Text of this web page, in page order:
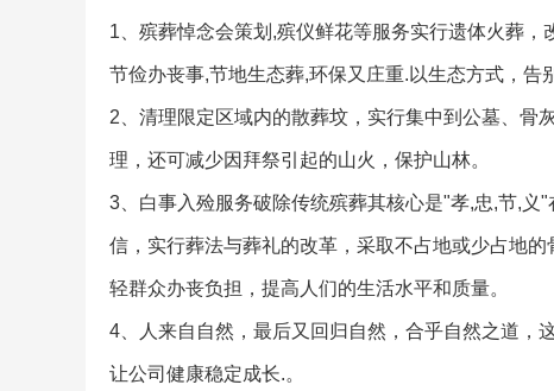
1、殡葬悼念会策划,殡仪鲜花等服务实行遗体火葬
节俭办丧事,节地生态葬,环保又庄重.以生态方式，告
2、清理限定区域内的散葬坟，实行集中到公墓、骨
理，还可减少因拜祭引起的山火，保护山林。
3、白事入殓服务破除传统殡葬其核心是"孝,忠,节,
信，实行葬法与葬礼的改革，采取不占地或少占地
轻群众办丧负担，提高人们的生活水平和质量。
4、人来自自然，最后又回归自然，合乎自然之道，
让公司健康稳定成长.。